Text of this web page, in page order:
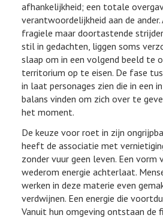
afhankelijkheid; een totale
verantwoordelijkheid aan de ander.
fragiele maar doortastende
stil in gedachten, liggen soms
slaap om in een volgend beeld te
territorium op te eisen. De fase
in laat personages zien die in een
balans vinden om zich over te
het moment.
De keuze voor roet in zijn
heeft de associatie met
zonder vuur geen leven. Een vorm
wederom energie achterlaat.
werken in deze materie even
verdwijnen. Een energie die
Vanuit hun omgeving ontstaan de